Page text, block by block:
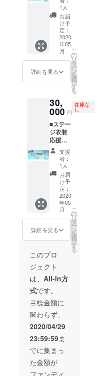
信ライ
ブの内
容の相
談も可
能で
す。
バー全
員のサ
イン ・
オリジ
ナル缶
バッチ
・バン
ゴハン
ドタオ
ロゴT
シャツ
お披露
目「配
信」
LIVEの
限定
グッズ
のコー
スにプ
ラスし
て、メ
ンバー
のメッ
セージ
スト
カー
モ楽曲
が複数
曲収録
された
CD、打
ち上げ
配信の
視聴権
が付い
てくる
コース
です。
バンド
の初ラ
イブを
きま
す。 ※
衣装
は、星
柄の半
袖ワン
ピース
お渡し
です。
せて着
ている
服やア
クセサ
リーは
付属し
ませ
ん。
ライブ
にて着
用して
いた
他、普
段のラ
イブで
も着用
してい
のリ
ターン
で、新
しいバ
ンドの
衣装を
揃えさ
せて頂
きま
す。 ※
衣装
は、白
の袖な
しワン
のみの
お渡し
その他
に合わ
せて着
ている
クセサ
リーは
付属し
ませ
ん。
セット
リスト
で歌唱
・MC
で、
メッ
セージ
をお伝
え ・後
と、当
日の写
真を
メール
で送付
vocalイ
ロハの
歌を聴
いてバ
ンドを
もっと
好きに
なって
欲しい
という
事で、
イロハ
なソロ
好きな
セット
リスト
で歌う
ライブ
を、お
一人の
為に配
ていた
だく
コース
です。
ライブ
ロハマ
イ衣装
① [郵送
あり] ・
イロハ
マイ手
作りの
リメイ
クス
テージ
衣装
バース
デーラ
イブで
着用) ・
衣装着
用時の
ブロマ
イド ・
イロハ
マイ手
書きの
感謝状
イロハ
がソロ
活動で
着用し
てい
メイク
衣装を
お渡し
しま
す。
2019年
の春の
アー
ティス
ト写真
と、
バース
デーラ
イブで
着用し
ていた
1人
お届
け予
定：
2020
年05
月
詳細を見る
こ
の
リ
タ
ー
ン
を
選
択
す
る
30,
000 円
在庫な
し
■ステー
ジ衣装
応援
コー
ス イ
ロハマ
イ衣装
あり] ・
イロハ
マイ手
作りの
リメイ
クス
テージ
衣装
(2019年
ワンマ
ンライ
ブのポ
スター
等で着
用) ・衣
装着用
時のブ
ロマイ
ド ・イ
ロハマ
イ手書
きの感
謝状 イ
ロハが
支援
者：
1人
お届
け予
定：
2020
年05
月
詳細を見る
こ
の
リ
タ
ー
ン
を
選
択
す
る
このプロ
ジェクト
は、 All-In方
式です。
目標金額に
関わらず、
2020/04/29
23:59:59ま
でに集まっ
た金額が